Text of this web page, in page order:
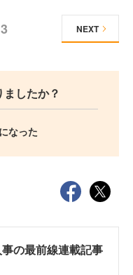
3 NEXT
したか？
なった
の最前線連載記事